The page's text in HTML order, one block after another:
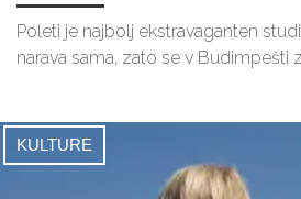
Poleti je najbolj ekstravaganten
narava sama, zato se v Budimpešti
KULTURE